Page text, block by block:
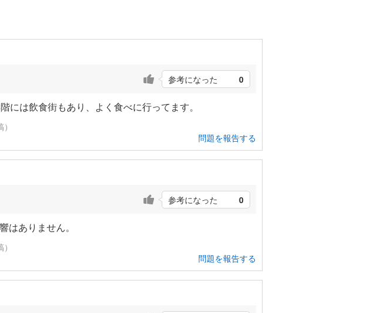
参考になった 0
は飲食街もあり、よく食べに行ってます。
問題を報告する
参考になった 0
ありません。
問題を報告する